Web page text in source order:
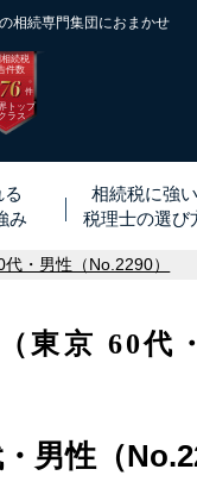
相続専門集団におまかせ
続税
件数
※
件
トップ
ラス
み
相続税に強
税理士の選び
代・男性（No.2290）
（東京 60代
男性（